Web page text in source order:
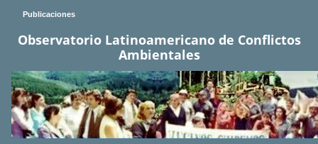
Publicaciones
Observatorio Latinoamericano de Conflictos
Ambientales